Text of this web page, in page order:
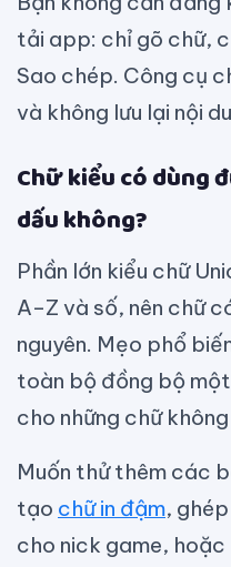
tải app: chỉ gõ chữ,
Sao chép. Công cụ
và không lưu lại nội
Chữ kiểu có dùng
dấu không?
Phần lớn kiểu chữ
A–Z và số, nên chữ
nguyên. Mẹo phổ
toàn bộ đồng bộ
cho những chữ
Muốn thử thêm các
tạo chữ in đậm, ghép
cho nick game,